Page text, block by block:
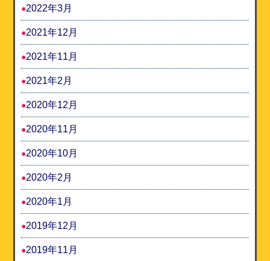
2022年3月
2021年12月
2021年11月
2021年2月
2020年12月
2020年11月
2020年10月
2020年2月
2020年1月
2019年12月
2019年11月